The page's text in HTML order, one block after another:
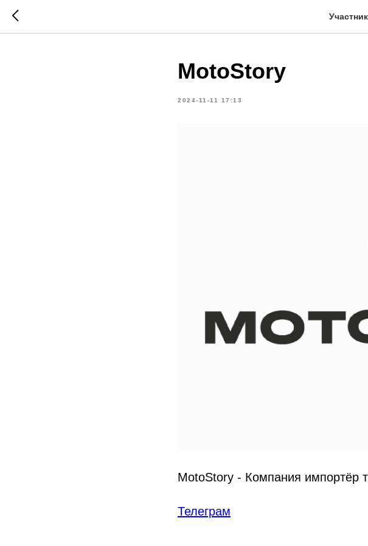
MotoStory
2024-11-11 17:13
MotoStory - Компания импортёр
Телеграм